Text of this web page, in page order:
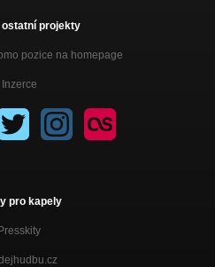
ostatní projekty
pozice na homepage
Inzerce
pro kapely
Presskity